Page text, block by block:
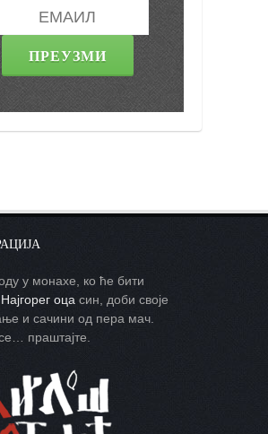
у монахе, ко ће бити
Најгорег оца син, доби своје
и сачини од пера мач.
праштајте.